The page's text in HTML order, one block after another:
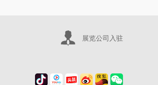
展览公司入驻